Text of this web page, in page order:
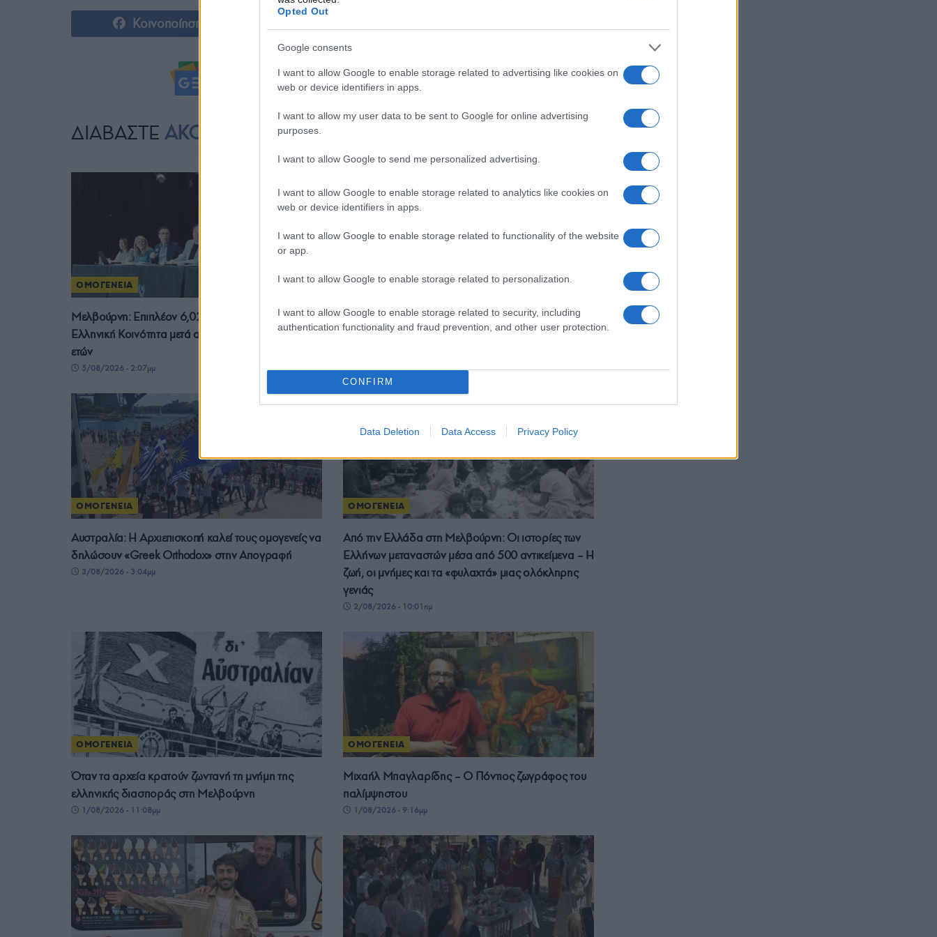
Opted Out
Google consents
I want to allow Google to enable storage related to advertising like cookies on
web or device identifiers in apps.
I want to allow my user data to be sent to Google for online advertising
purposes.
I want to allow Google to send me personalized advertising.
I want to allow Google to enable storage related to analytics like cookies on
web or device identifiers in apps.
I want to allow Google to enable storage related to functionality of the website
or app.
I want to allow Google to enable storage related to personalization.
I want to allow Google to enable storage related to security, including
authentication functionality and fraud prevention, and other user protection.
CONFIRM
Data Deletion Data Access Privacy Policy
Κοινοποίηση
Ακολουθήστε μας στοGoogle News
ΔΙΑΒΑΣΤΕ ΑΚΟΜΗ
ΟΜΟΓΕΝΕΙΑ
Μελβούρνη: Επιπλέον 6,02 εκατ. δολάρια στην
Ελληνική Κοινότητα μετά από δικαστική μάχη πέντε
ετών
5/08/2026 - 2:07μμ
ΟΜΟΓΕΝΕΙΑ
Ρωσία: Οι Έλληνες του Γκελεντζίκ τίμησαν τα 190
χρόνια της Καμπαρντίνκα
ΟΜΟΓΕΝΕΙΑ
Αυστραλία: Η Αρχιεπισκοπή καλεί τους ομογενείς να
δηλώσουν «Greek Orthodox» στην Απογραφή
3/08/2026 - 3:04μμ
ΟΜΟΓΕΝΕΙΑ
Από την Ελλάδα στη Μελβούρνη: Οι ιστορίες των
Ελλήνων μεταναστών μέσα από 500 αντικείμενα – Η
ζωή, οι μνήμες και τα «φυλαχτά» μιας ολόκληρης
γενιάς
2/08/2026 - 10:01πμ
ΟΜΟΓΕΝΕΙΑ
Όταν τα αρχεία κρατούν ζωντανή τη μνήμη της
ελληνικής διασποράς στη Μελβούρνη
1/08/2026 - 11:08μμ
ΟΜΟΓΕΝΕΙΑ
Μιχαήλ Μπαγλαρίδης – Ο Πόντιος ζωγράφος του
παλίμψηστου
1/08/2026 - 9:16μμ